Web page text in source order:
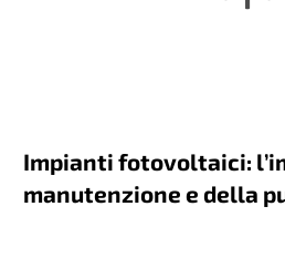
Impianti fotovoltaici:
manutenzione e della